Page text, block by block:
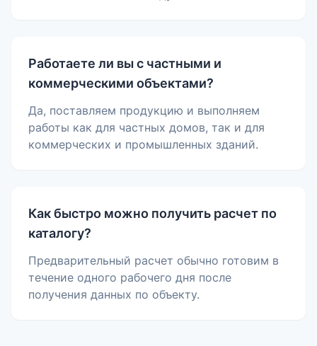
Работаете ли вы с частными и
коммерческими объектами?
Да, поставляем продукцию и выполняем
работы как для частных домов, так и для
коммерческих и промышленных зданий.
Как быстро можно получить расчет по
каталогу?
Предварительный расчет обычно готовим в
течение одного рабочего дня после
получения данных по объекту.